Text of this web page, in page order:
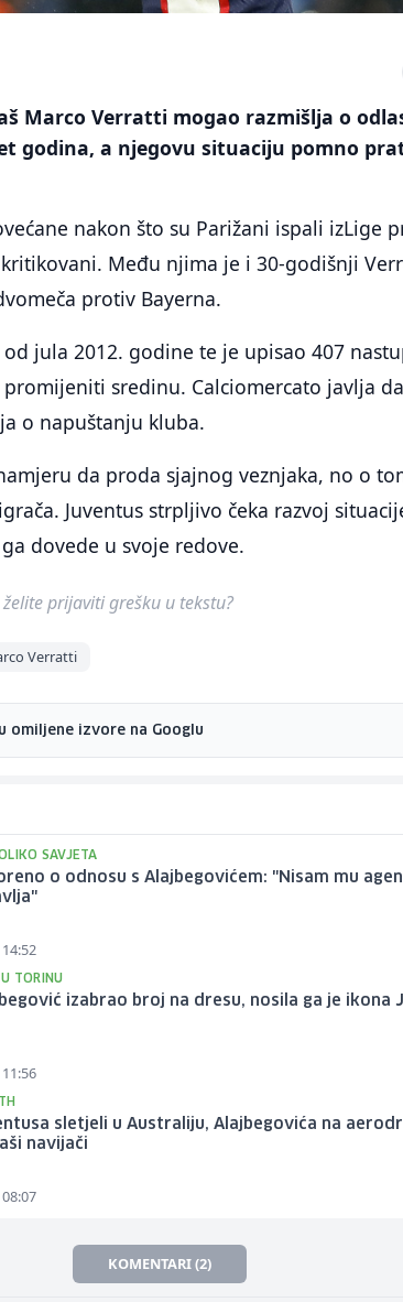
Marco Verratti mogao razmišlja o
godina, a njegovu situaciju pomno
nakon što su Parižani ispali izLige
Među njima je i 30-godišnji
protiv Bayerna.
jula 2012. godine te je upisao 407
sredinu. Calciomercato javlja
o napuštanju kluba.
da proda sjajnog veznjaka, no o
Juventus strpljivo čeka razvoj
dovede u svoje redove.
prijaviti grešku u tekstu?
Verratti
omiljene izvore na Googlu
SAVJETA
o odnosu s Alajbegovićem: "Nisam mu
TORINU
izabrao broj na dresu, nosila ga je ikona
sletjeli u Australiju, Alajbegovića na
navijači
KOMENTARI (2)